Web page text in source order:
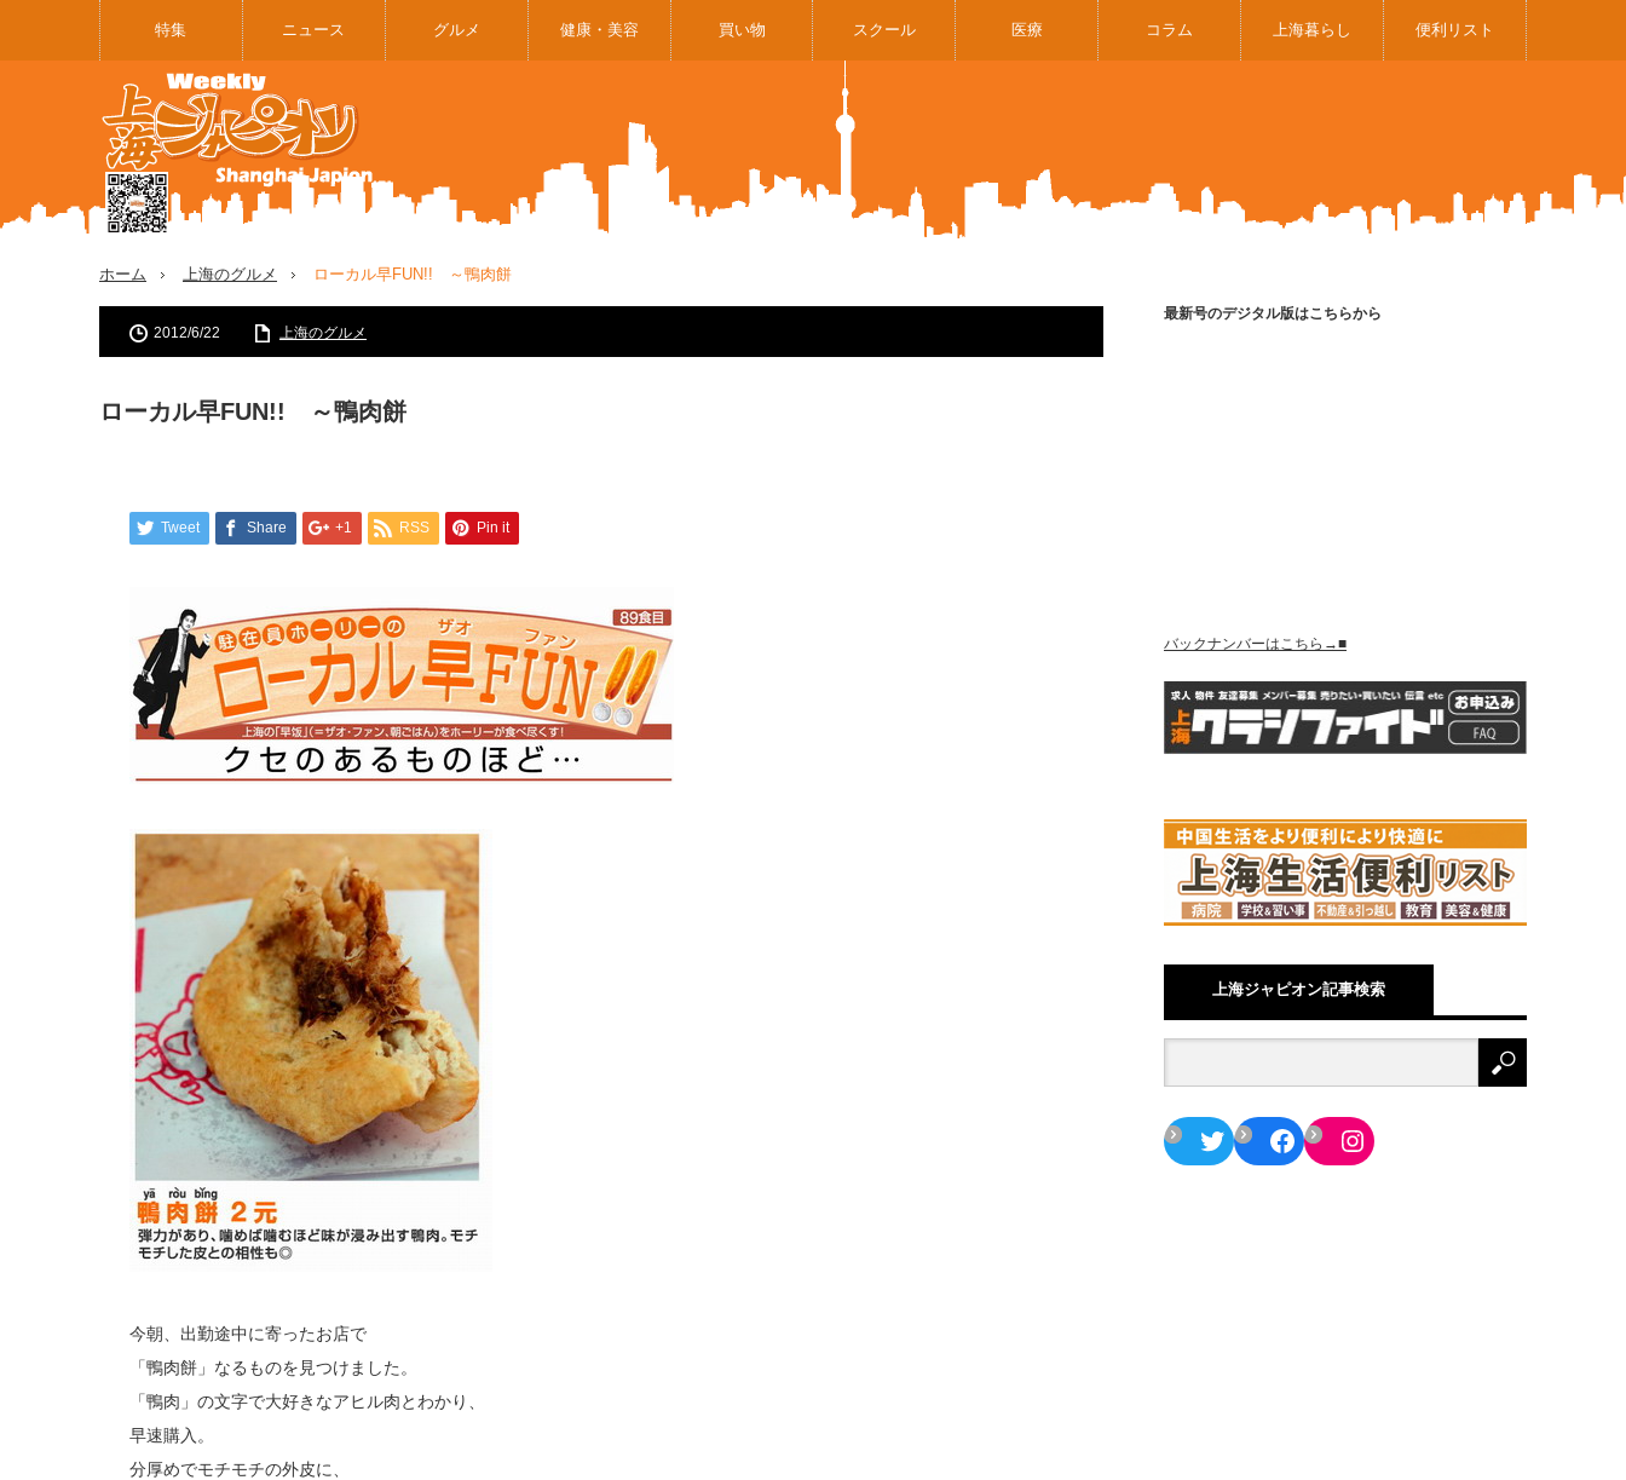
特集 ニュース グルメ 健康・美容 買い物 スクール 医療 コラム 上海暮らし 便利リスト
ホーム 上海のグルメ ローカル早FUN!! ～鴨肉餅
2012/6/22 上海のグルメ
ローカル早FUN!! ～鴨肉餅
Tweet Share +1 RSS Pin it
今朝、出勤途中に寄ったお店で
「鴨肉餅」なるものを見つけました。
「鴨肉」の文字で大好きなアヒル肉とわかり、
早速購入。
分厚めでモチモチの外皮に、
最新号のデジタル版はこちらから
バックナンバーはこちら→■
上海ジャピオン記事検索
TwitterFacebookInstagram